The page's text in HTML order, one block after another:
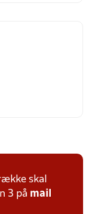
skal
3 på mail